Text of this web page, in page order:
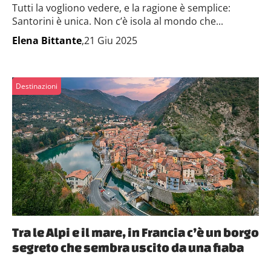
Tutti la vogliono vedere, e la ragione è semplice:
Santorini è unica. Non c’è isola al mondo che...
Elena Bittante,21 Giu 2025
Destinazioni
Tra le Alpi e il mare, in Francia c’è un borgo
segreto che sembra uscito da una fiaba